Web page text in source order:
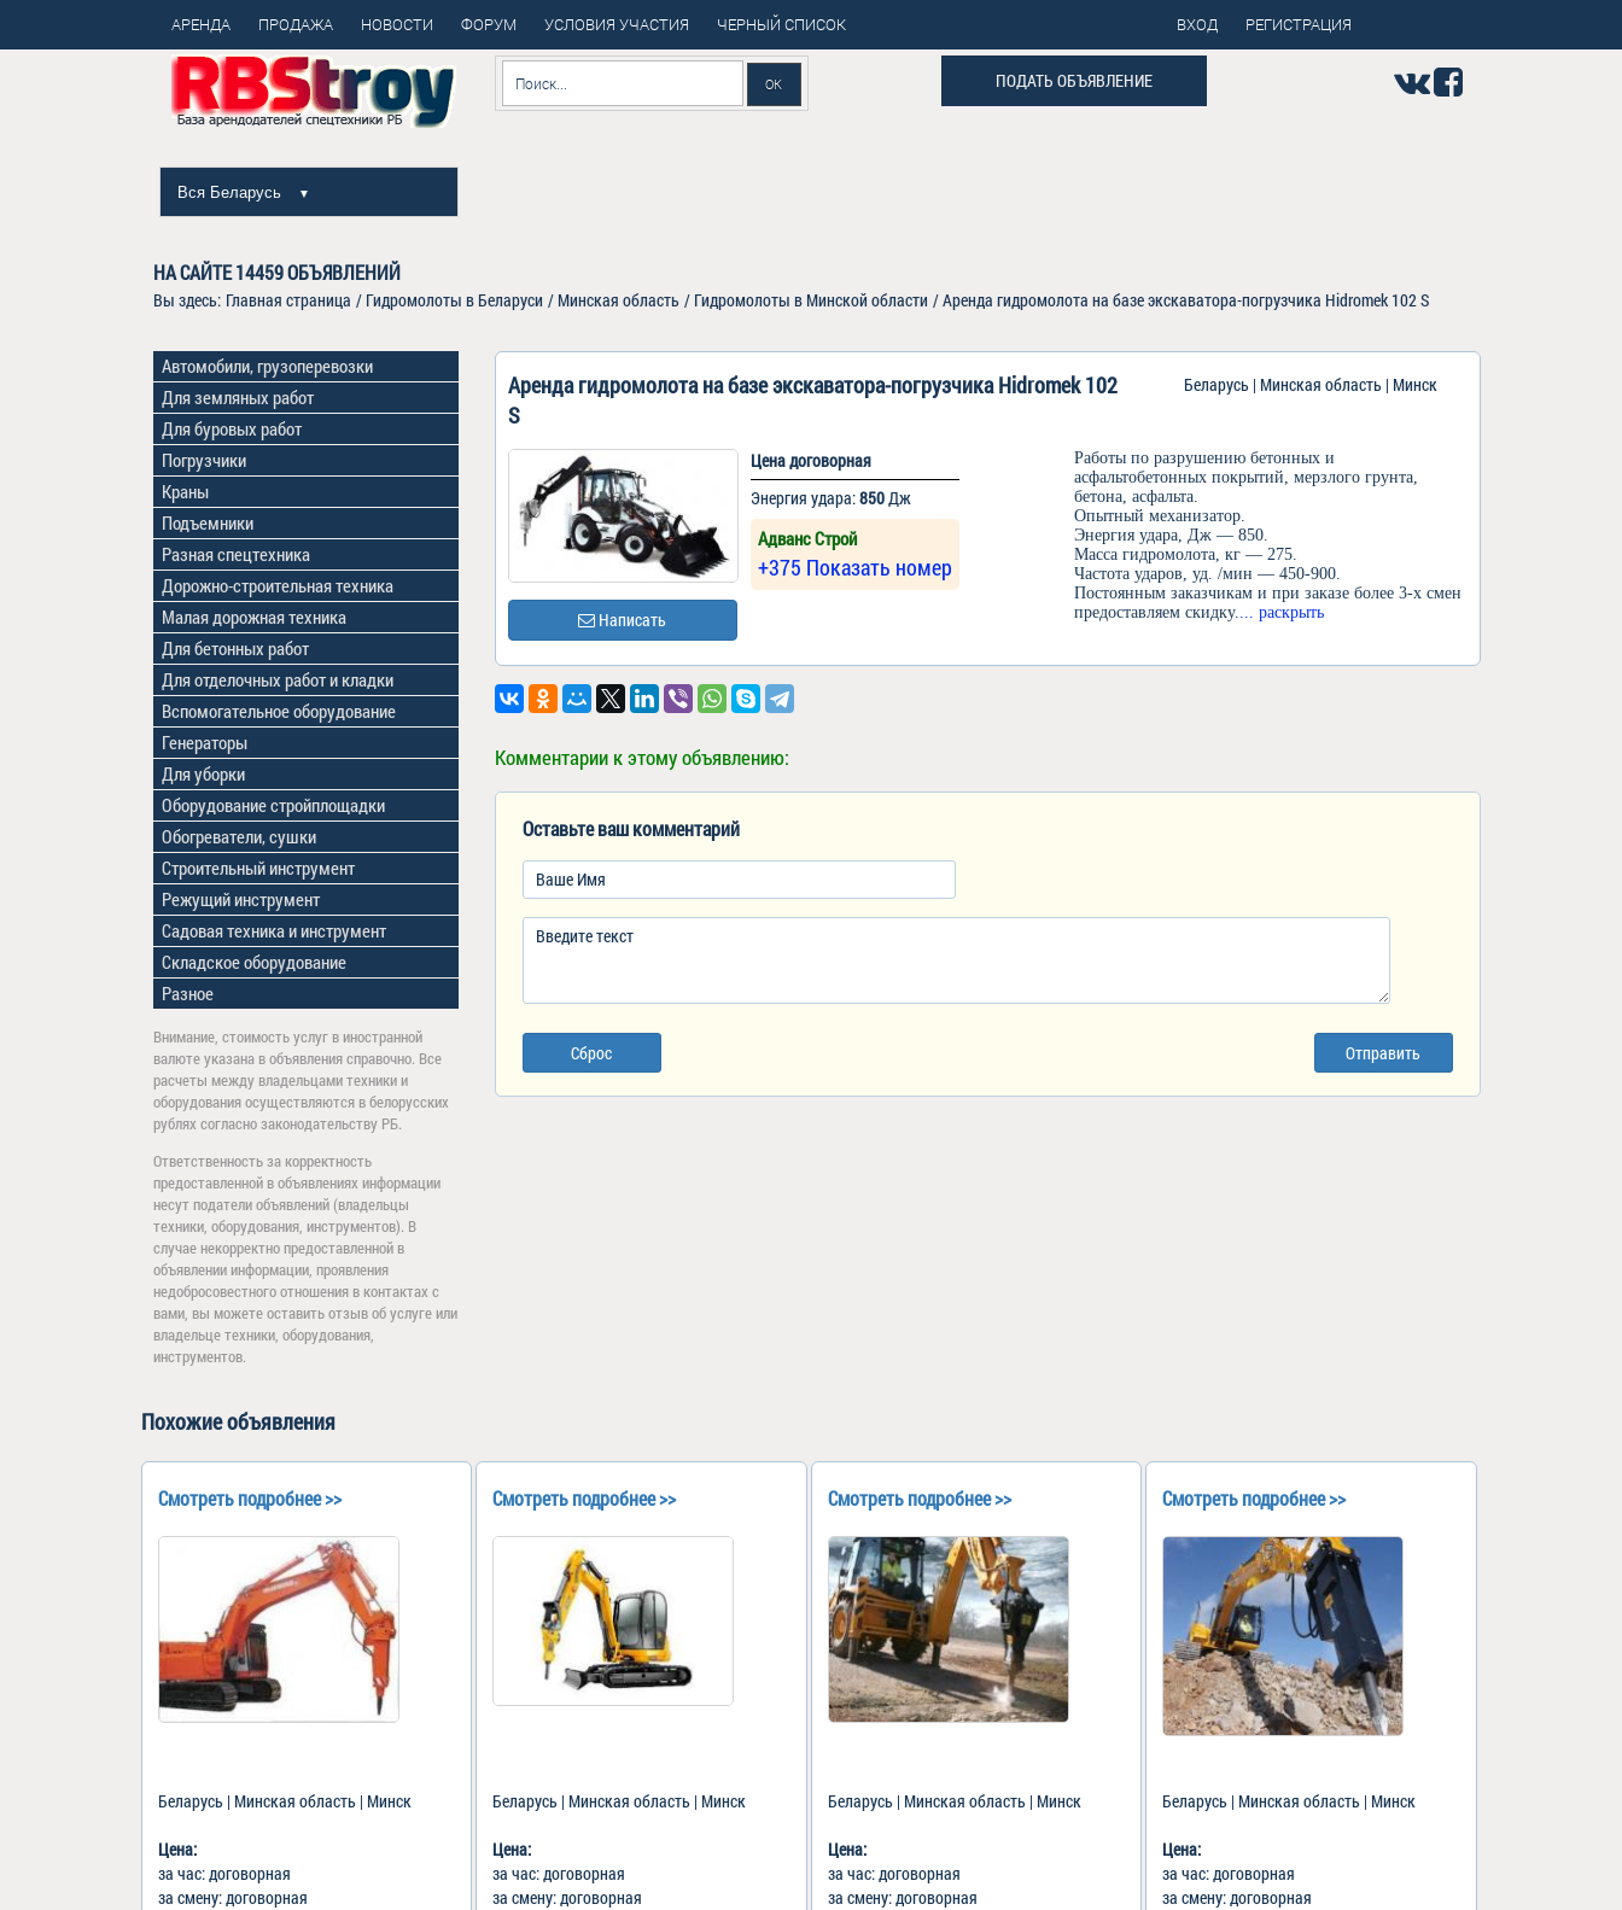
АРЕНДА ПРОДАЖА НОВОСТИ ФОРУМ УСЛОВИЯ УЧАСТИЯ ЧЕРНЫЙ СПИСОК ВХОД РЕГИСТРАЦИЯ
Вся Беларусь ▼
ПОДАТЬ ОБЪЯВЛЕНИЕ
НА САЙТЕ14459ОБЪЯВЛЕНИЙ
Вы здесь: Главная страница / Гидромолоты в Беларуси / Минская область / Гидромолоты в Минской области /Аренда гидромолота на базе экскаватора-погрузчика Hidromek 102 S
Аренда гидромолота на базе экскаватора-погрузчика Hidromek 102
S
Беларусь | Минская область | Минск
Написать
Цена договорная
Энергия удара:850Дж
Адванс Строй
+375 Показать номер
Работы по разрушению бетонных и
асфальтобетонных покрытий, мерзлого грунта,
бетона, асфальта.
Опытный механизатор.
Энергия удара, Дж — 850.
Масса гидромолота, кг — 275.
Частота ударов, уд. /мин — 450-900.
Постоянным заказчикам и при заказе более 3-х смен
предоставляем скидку.... раскрыть
Комментарии к этому объявлению:
Оставьте ваш комментарий
Сброс Отправить
Автомобили, грузоперевозки
Для земляных работ
Для буровых работ
Погрузчики
Краны
Подъемники
Разная спецтехника
Дорожно-строительная техника
Малая дорожная техника
Для бетонных работ
Для отделочных работ и кладки
Вспомогательное оборудование
Генераторы
Для уборки
Оборудование стройплощадки
Обогреватели, сушки
Строительный инструмент
Режущий инструмент
Садовая техника и инструмент
Складское оборудование
Разное
Внимание, стоимость услуг в иностранной
валюте указана в объявления справочно. Все
расчеты между владельцами техники и
оборудования осуществляются в белорусских
рублях согласно законодательству РБ.
Ответственность за корректность
предоставленной в объявлениях информации
несут податели объявлений (владельцы
техники, оборудования, инструментов). В
случае некорректно предоставленной в
объявлении информации, проявления
недобросовестного отношения в контактах с
вами, вы можете оставить отзыв об услуге или
владельце техники, оборудования,
инструментов.
Похожие объявления
Смотреть подробнее >>
Беларусь | Минская область | Минск
Цена:
за час: договорная
за смену: договорная
Смотреть подробнее >>
Беларусь | Минская область | Минск
Цена:
за час: договорная
за смену: договорная
Смотреть подробнее >>
Беларусь | Минская область | Минск
Цена:
за час: договорная
за смену: договорная
Смотреть подробнее >>
Беларусь | Минская область | Минск
Цена:
за час: договорная
за смену: договорная